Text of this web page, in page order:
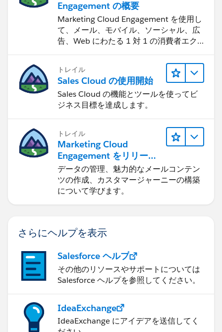
Engagement の概要
Marketing Cloud Engagement を使用し
て、メール、モバイル、ソーシャル、広
告、Web にわたる 1 対 1 の消費者エク
スペリエンスを作ります。
トレイル
Sales Cloud の使用開始
Sales Cloud の機能とツールを使ってビ
ジネス目標を達成します。
トレイル
Marketing Cloud
Engagement をリリース
する
データの管理、魅力的なメールコンテン
ツの作成、カスタマージャーニーの構築
について学びます。
さらにヘルプを表示
Salesforce ヘルプ
その他のリソースやサポートについては
Salesforce ヘルプを参照してください。
IdeaExchange
IdeaExchange にアイデアを送信してく